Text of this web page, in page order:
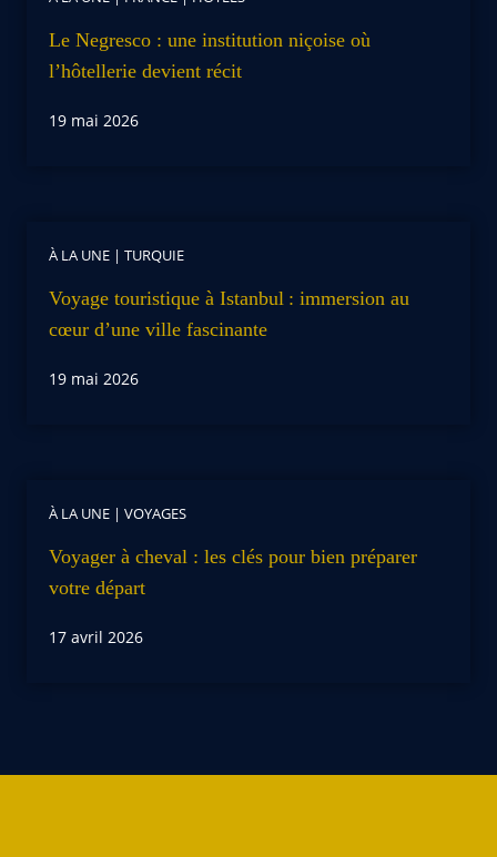
Le Negresco : une institution niçoise où
l’hôtellerie devient récit
19 mai 2026
À LA UNE | TURQUIE
Voyage touristique à Istanbul : immersion au
cœur d’une ville fascinante
19 mai 2026
À LA UNE | VOYAGES
Voyager à cheval : les clés pour bien préparer
votre départ
17 avril 2026